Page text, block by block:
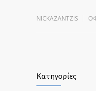
NICKAZANTZIS
Κατηγορίες